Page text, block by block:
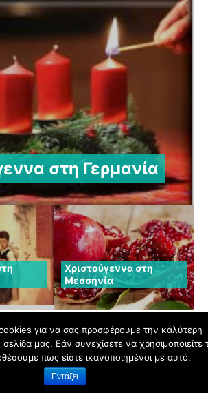
στη Γερμανία
Χριστούγεννα στη
Μεσσηνία
schoolpress.sch.gr
|Δήλωση προσβασιμότητας
για να σας προσφέρουμε την καλύτερη
σελίδα μας. Εάν συνεχίσετε να χρησιμοποιείτε
πως είστε ικανοποιημένοι με αυτό.
Εντάξει